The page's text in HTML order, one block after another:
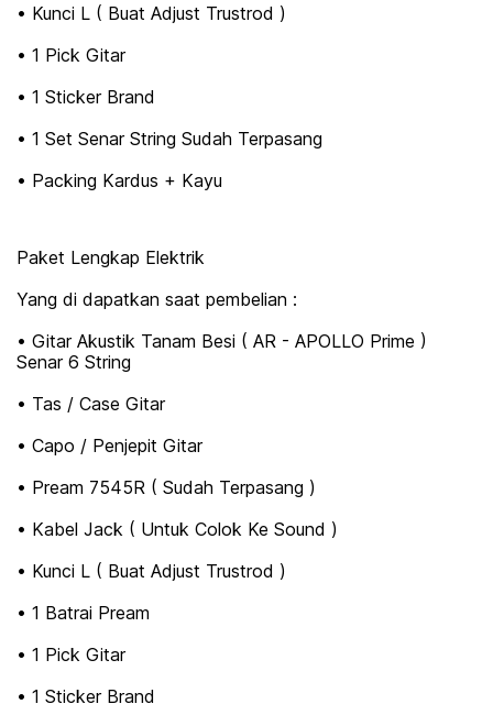
• Kunci L ( Buat Adjust Trustrod )
• 1 Pick Gitar
• 1 Sticker Brand
• 1 Set Senar String Sudah Terpasang
• Packing Kardus + Kayu
Paket Lengkap Elektrik
Yang di dapatkan saat pembelian :
• Gitar Akustik Tanam Besi ( AR - APOLLO Prime )
Senar 6 String
• Tas / Case Gitar
• Capo / Penjepit Gitar
• Pream 7545R ( Sudah Terpasang )
• Kabel Jack ( Untuk Colok Ke Sound )
• Kunci L ( Buat Adjust Trustrod )
• 1 Batrai Pream
• 1 Pick Gitar
• 1 Sticker Brand